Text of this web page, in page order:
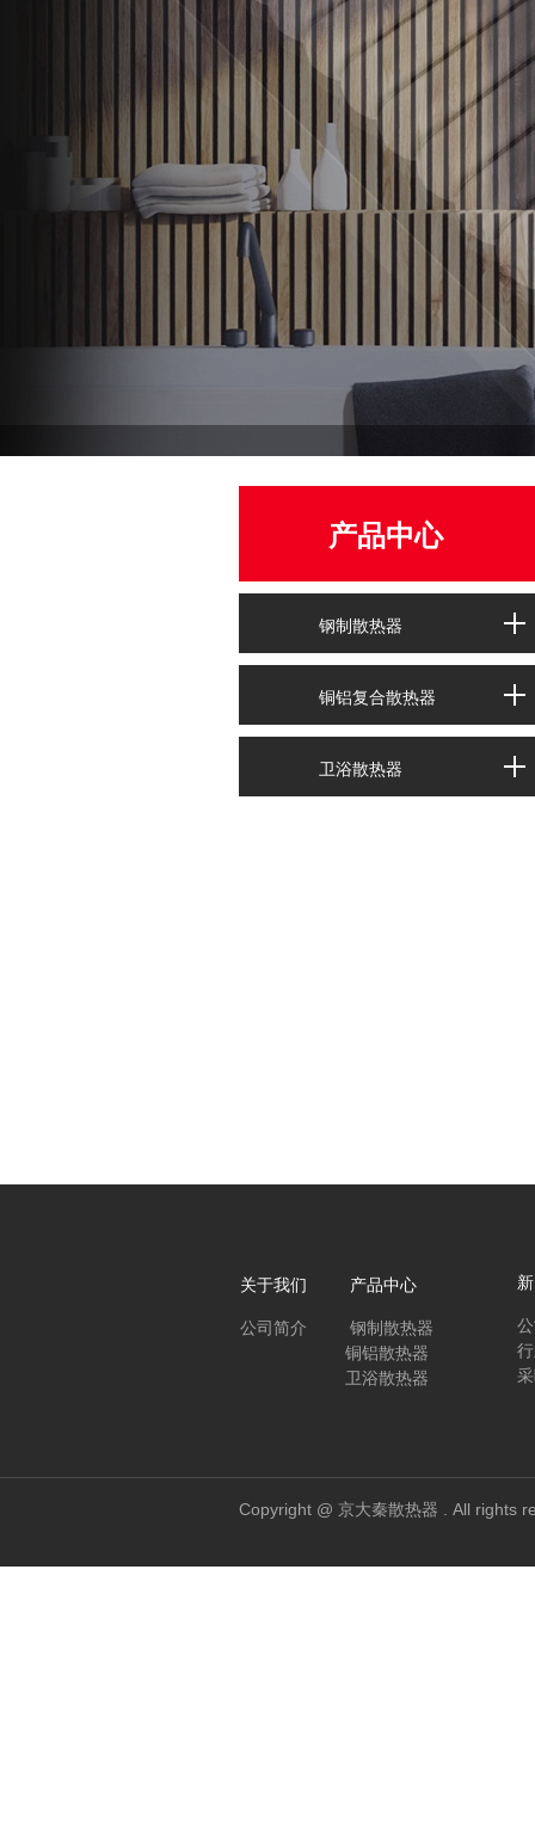
产品中心
钢制散热器
铜铝复合散热器
卫浴散热器
关于我们 产品中心
公司简介
钢制散热器
铜铝散热器
卫浴散热器
Copyright @ 京大秦散热器 . All rights